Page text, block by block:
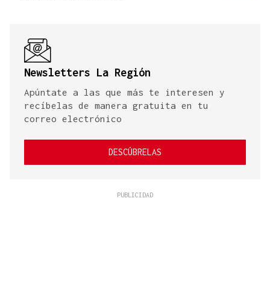
Newsletters La Región
Apúntate a las que más te interesen y
recíbelas de manera gratuita en tu
correo electrónico
DESCÚBRELAS